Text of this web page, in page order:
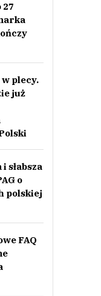
27
w plecy.
już
słabsza
o
polskiej
FAQ